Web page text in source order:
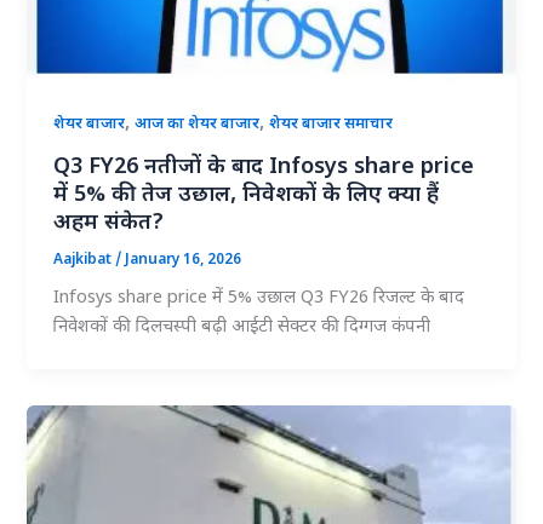
शेयर बाजार,आज का शेयर बाजार,शेयर बाजार समाचार
Q3 FY26 नतीजों के बाद Infosys share price
में 5% की तेज उछाल, निवेशकों के लिए क्या हैं
अहम संकेत?
Aajkibat/January 16, 2026
Infosys share price में 5% उछाल Q3 FY26 रिजल्ट के बाद
निवेशकों की दिलचस्पी बढ़ी आईटी सेक्टर की दिग्गज कंपनी